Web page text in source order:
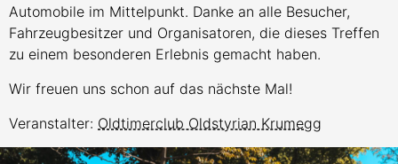
Automobile im Mittelpunkt. Danke an alle Besucher,
Fahrzeugbesitzer und Organisatoren, die dieses Treffen
zu einem besonderen Erlebnis gemacht haben.
Wir freuen uns schon auf das nächste Mal!
Veranstalter: Oldtimerclub Oldstyrian Krumegg